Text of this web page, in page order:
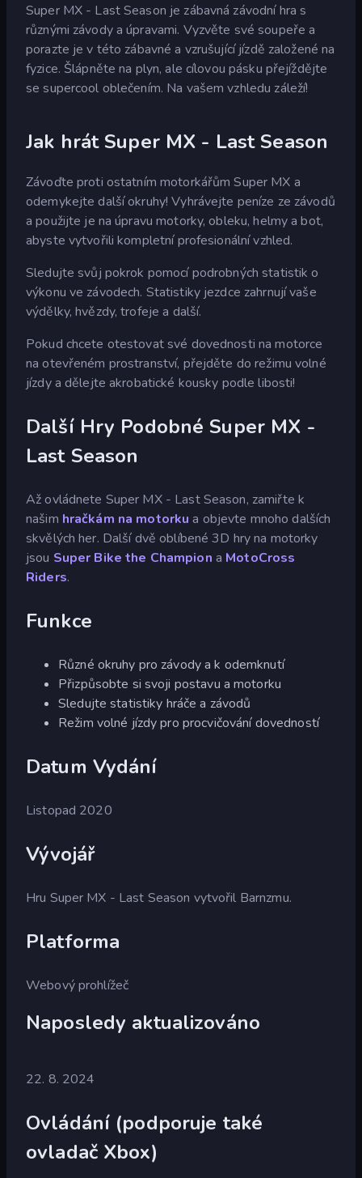
Super MX - Last Season je zábavná závodní hra s
různými závody a úpravami. Vyzvěte své soupeře a
porazte je v této zábavné a vzrušující jízdě založené na
fyzice. Šlápněte na plyn, ale cílovou pásku přejíždějte
se supercool oblečením. Na vašem vzhledu záleží!
Jak hrát Super MX - Last Season
Závoďte proti ostatním motorkářům Super MX a
odemykejte další okruhy! Vyhrávejte peníze ze závodů
a použijte je na úpravu motorky, obleku, helmy a bot,
abyste vytvořili kompletní profesionální vzhled.
Sledujte svůj pokrok pomocí podrobných statistik o
výkonu ve závodech. Statistiky jezdce zahrnují vaše
výdělky, hvězdy, trofeje a další.
Pokud chcete otestovat své dovednosti na motorce
na otevřeném prostranství, přejděte do režimu volné
jízdy a dělejte akrobatické kousky podle libosti!
Další Hry Podobné Super MX -
Last Season
Až ovládnete Super MX - Last Season, zamiřte k
našim hračkám na motorku a objevte mnoho dalších
skvělých her. Další dvě oblíbené 3D hry na motorky
jsou Super Bike the Champion a MotoCross
Riders.
Funkce
Různé okruhy pro závody a k odemknutí
Přizpůsobte si svoji postavu a motorku
Sledujte statistiky hráče a závodů
Režim volné jízdy pro procvičování dovedností
Datum Vydání
Listopad 2020
Vývojář
Hru Super MX - Last Season vytvořil Barnzmu.
Platforma
Webový prohlížeč
Naposledy aktualizováno
22. 8. 2024
Ovládání (podporuje také
ovladač Xbox)